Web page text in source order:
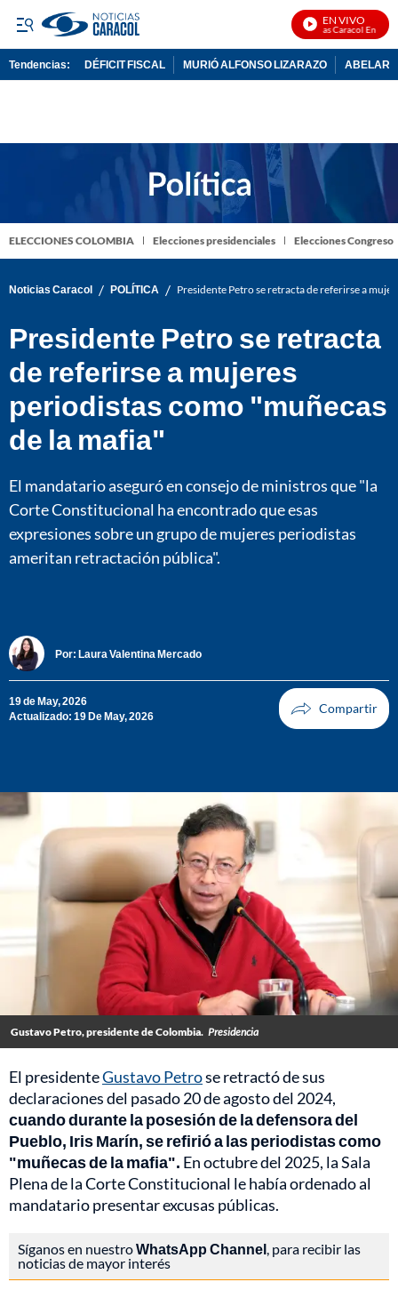
EN VIVO
Noticias Caracol En Vivo
Tendencias: DÉFICIT FISCAL MURIÓ ALFONSO LIZARAZO
ELECCIONES COLOMBIA Elecciones presidenciales Elecciones Congreso
Noticias Caracol / POLÍTICA / Presidente Petro se retracta de referirse a
Presidente Petro se retracta
de referirse a mujeres
periodistas como "muñecas
de la mafia"
El mandatario aseguró en consejo de ministros que "la
Corte Constitucional ha encontrado que esas
expresiones sobre un grupo de mujeres periodistas
ameritan retractación pública".
Por: Laura Valentina Mercado
19 de May, 2026
Actualizado: 19 De May, 2026
Gustavo Petro, presidente de Colombia. Presidencia
El presidenteGustavo Petrose retractó de sus
declaraciones del pasado 20 de agosto del 2024,
cuando durante la posesión de la defensora del
Pueblo, Iris Marín, se refirió a las periodistas como
"muñecas de la mafia". En octubre del 2025, la Sala
Plena de la Corte Constitucional le había ordenado al
mandatario presentar excusas públicas.
Síganos en nuestroWhatsApp Channel, para recibir las
noticias de mayor interés